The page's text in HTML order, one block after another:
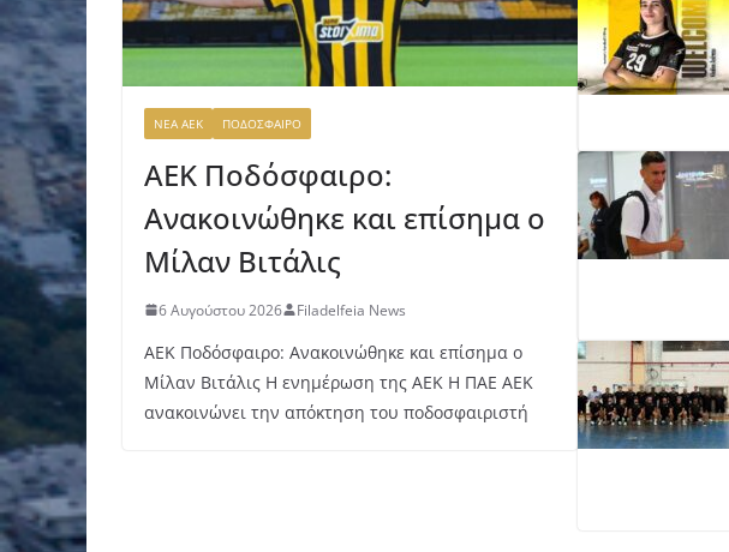
ΝΕΑ ΑΕΚ ΠΟΔΟΣΦΑΙΡΟ
ΑΕΚ Ποδόσφαιρο:
Ανακοινώθηκε και επίσημα ο
Μίλαν Βιτάλις
6 Αυγούστου 2026 Filadelfeia News
ΑΕΚ Ποδόσφαιρο: Ανακοινώθηκε και επίσημα ο
Μίλαν Βιτάλις Η ενημέρωση της ΑΕΚ Η ΠΑΕ ΑΕΚ
ανακοινώνει την απόκτηση του ποδοσφαιριστή